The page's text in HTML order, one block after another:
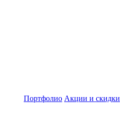
Портфолио Акции и скидки